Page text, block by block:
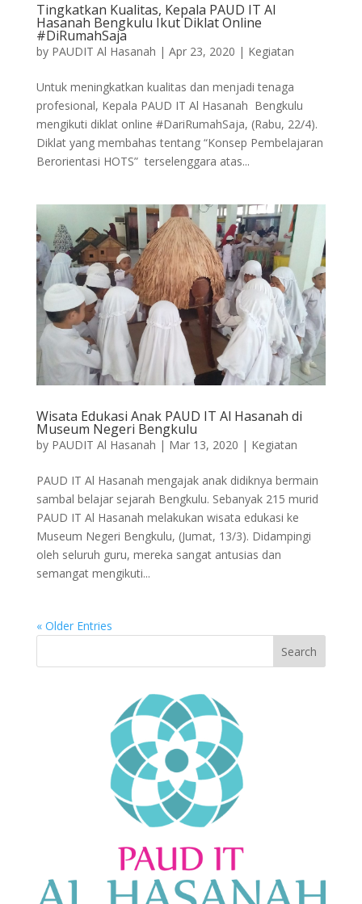
Tingkatkan Kualitas, Kepala PAUD IT Al
Hasanah Bengkulu Ikut Diklat Online
#DiRumahSaja
by PAUDIT Al Hasanah | Apr 23, 2020 | Kegiatan
Untuk meningkatkan kualitas dan menjadi tenaga
profesional, Kepala PAUD IT Al Hasanah Bengkulu
mengikuti diklat online #DariRumahSaja, (Rabu, 22/4).
Diklat yang membahas tentang “Konsep Pembelajaran
Berorientasi HOTS” terselenggara atas...
Wisata Edukasi Anak PAUD IT Al Hasanah di
Museum Negeri Bengkulu
by PAUDIT Al Hasanah | Mar 13, 2020 | Kegiatan
PAUD IT Al Hasanah mengajak anak didiknya bermain
sambal belajar sejarah Bengkulu. Sebanyak 215 murid
PAUD IT Al Hasanah melakukan wisata edukasi ke
Museum Negeri Bengkulu, (Jumat, 13/3). Didampingi
oleh seluruh guru, mereka sangat antusias dan
semangat mengikuti...
« Older Entries